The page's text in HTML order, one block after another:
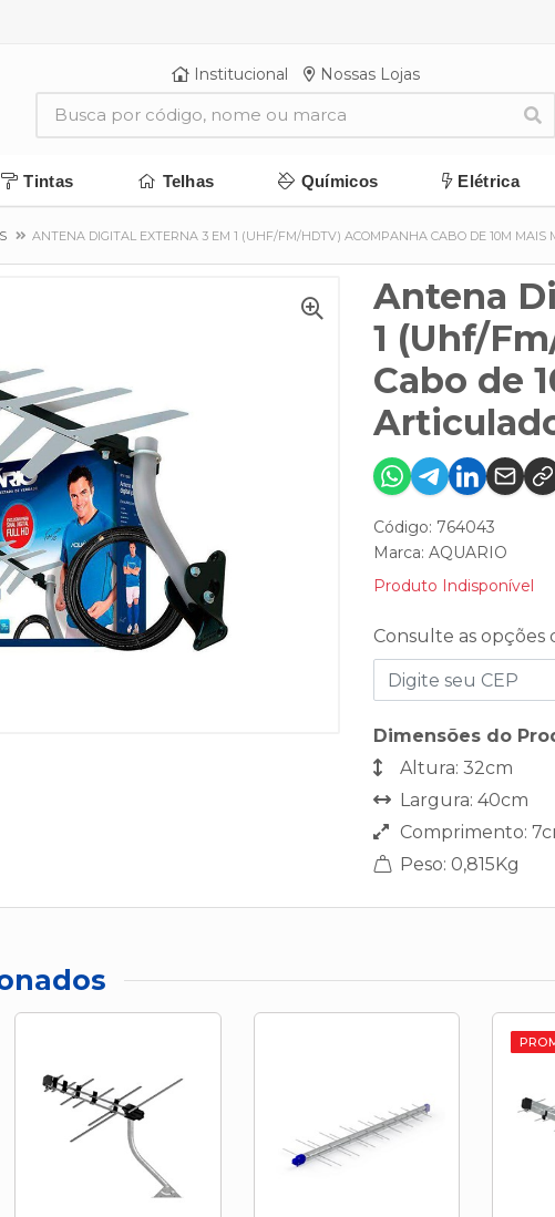
Institucional Nossas Lojas
Tintas Telhas Químicos Elétrica
ANTENA DIGITAL EXTERNA 3 EM 1 (UHF/FM/HDTV) ACOMPANHA CABO DE 10M MAIS
Antena
1 (Uhf/
Cabo de
Código: 764043
Marca: AQUARIO
Produto Indisponível
Consulte as opções
Dimensões do
Altura: 32cm
Largura: 40cm
Comprimento:
Peso: 0,815Kg